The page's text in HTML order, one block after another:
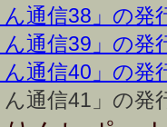
ん通信38」の発
ん通信39」の発
ん通信40」の発
ん通信41」の発